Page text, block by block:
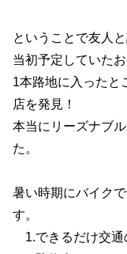
ということで友人
当初予定していた
1本路地に入ったと
店を発見！
本当にリーズナブ
た。
暑い時期にバイク
す。
1.できるだけ交通